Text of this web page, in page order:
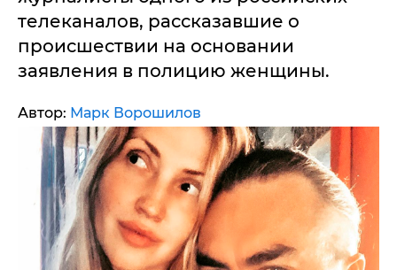
телеканалов, рассказавшие о
происшествии на основании
заявления в полицию женщины.
Автор: Марк Ворошилов